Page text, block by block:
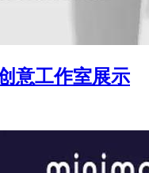
意工作室展示